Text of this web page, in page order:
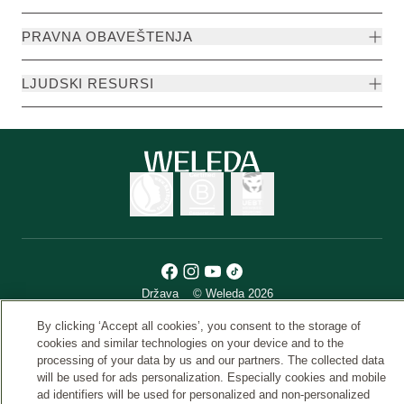
PRAVNA OBAVEŠTENJA
LJUDSKI RESURSI
Država © Weleda 2026
Weleda
By clicking ‘Accept all cookies’, you consent to the storage of
cookies and similar technologies on your device and to the
processing of your data by us and our partners. The collected data
will be used for ads personalization. Especially cookies and mobile
ad identifiers will be used for personalized and non-personalized